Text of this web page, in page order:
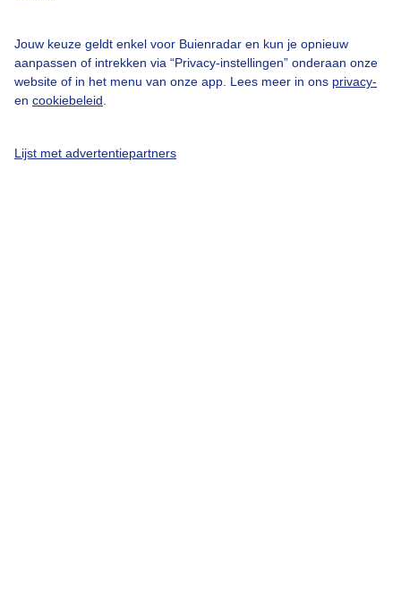
Jouw keuze geldt enkel voor Buienradar en kun je opnieuw
aanpassen of intrekken via “Privacy-instellingen” onderaan onze
website of in het menu van onze app. Lees meer in ons privacy-
en cookiebeleid
Lijst met advertentiepartners
Bedrijfsgegevens
Veelgestelde vragen
Toegankelijkheid